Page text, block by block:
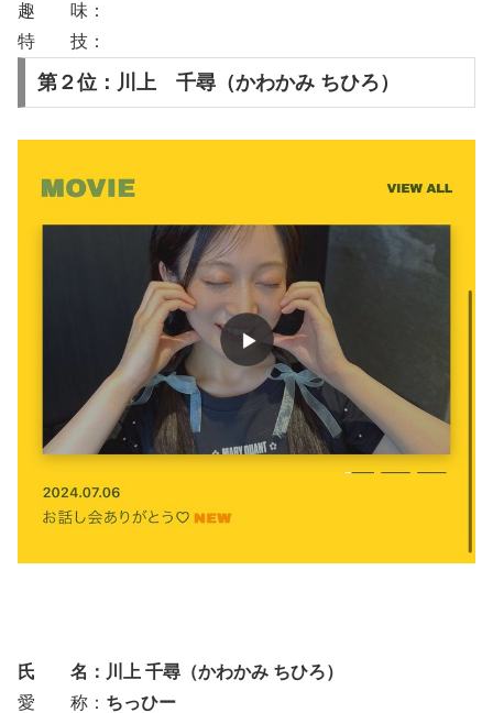
趣 味：
特 技：
第２位：川上 千尋（かわかみ ちひろ）
氏 名：川上 千尋（かわかみ ちひろ）
愛 称： ちっひー